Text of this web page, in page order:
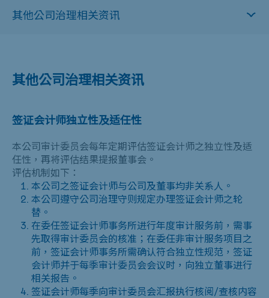
其他公司治理相关资讯
签证会计师独立性及适任性
本公司审计委员会每年定期评估签证会计师之独立性及适
任性，再将评估结果提报董事会。
评估机制如下：
本公司之签证会计师与公司及董事均非关系人。
本公司遵守公司治理守则规定办理签证会计师之轮
替。
在委任签证会计师事务所进行年度审计服务前，需事
先取得审计委员会的核准；在委任非审计服务项目之
前，签证会计师事务所需确认符合独立性规范，签证
会计师并于每季审计委员会会议时，向独立董事进行
相关报告。
签证会计师每季向审计委员会汇报执行核阅/查核内容